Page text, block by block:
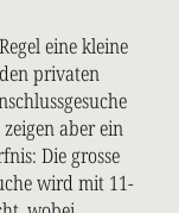
eine kleine
privaten
aber ein
Die grosse
wird mit 11-